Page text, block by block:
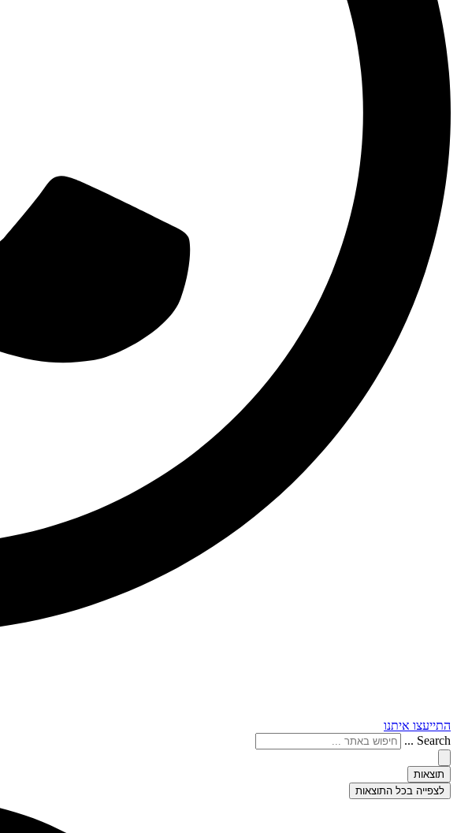
התייעצו איתנו
Search ...
תוצאות
לצפייה בכל התוצאות